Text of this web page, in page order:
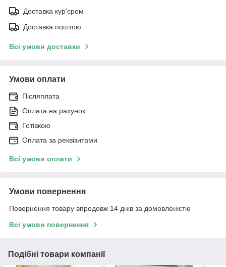
Доставка кур'єром
Доставка поштою
Всі умови доставки
Умови оплати
Післяплата
Оплата на рахунок
Готівкою
Оплата за реквізитами
Всі умови оплати
Умови повернення
Повернення товару впродовж 14 днів за домовленістю
Всі умови повернення
Подібні товари компанії